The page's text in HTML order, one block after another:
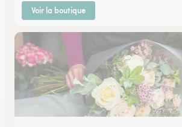
Voir la boutique